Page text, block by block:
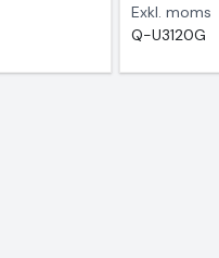
Exkl. moms
Q-U3120G